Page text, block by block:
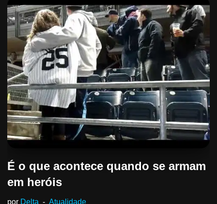
É o que acontece quando se armam
em heróis
por Delta Atualidade